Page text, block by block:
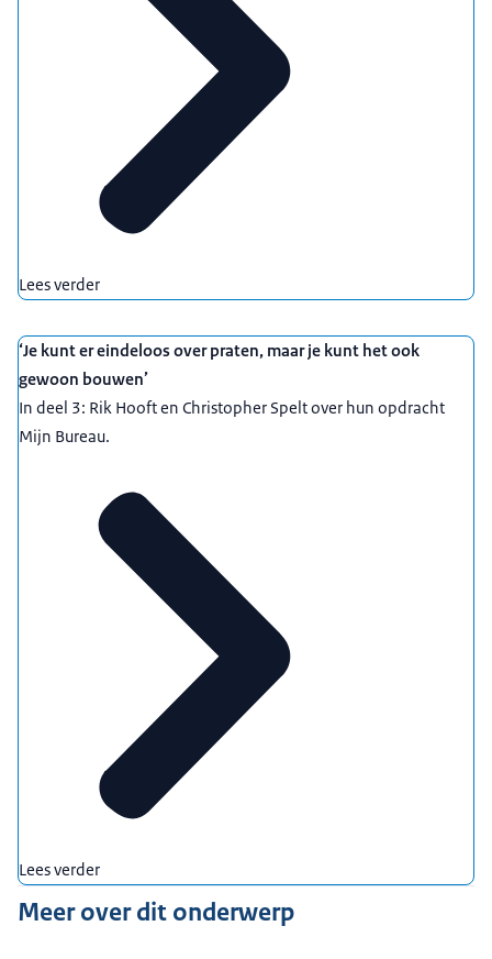
Lees verder
‘Je kunt er eindeloos over praten, maar je kunt het ook
gewoon bouwen’
In deel 3: Rik Hooft en Christopher Spelt over hun opdracht
Mijn Bureau.
Lees verder
Meer over dit onderwerp